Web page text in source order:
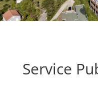
Service